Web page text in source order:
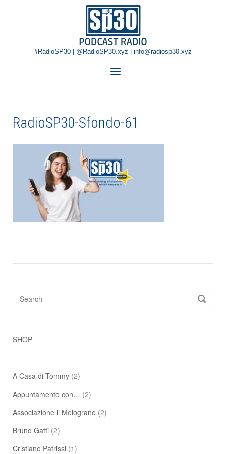
Home
#RadioSP30 | @RadioSP30.xyz | info@radiosp30.xyz
Menu
RadioSP30-Sfondo-61
Search
SHOP
A Casa di Tommy (2)
Appuntamento con… (2)
Associazione il Melograno (2)
Bruno Gatti (2)
Cristiano Patrissi (1)